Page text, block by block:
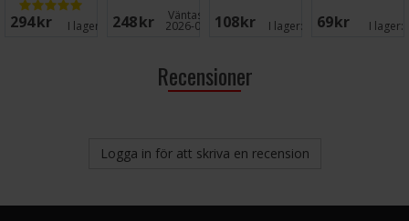
Klar
294 SEK I lager: 17
Regular Svart
248 SEK Väntas in:
2026-08-27x100 66x91
108 SEK I lager: 20+
66x91
69 SEK I lager:
Recensioner
Logga in för att skriva en recension